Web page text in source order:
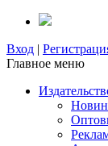
Вход |
Главное меню